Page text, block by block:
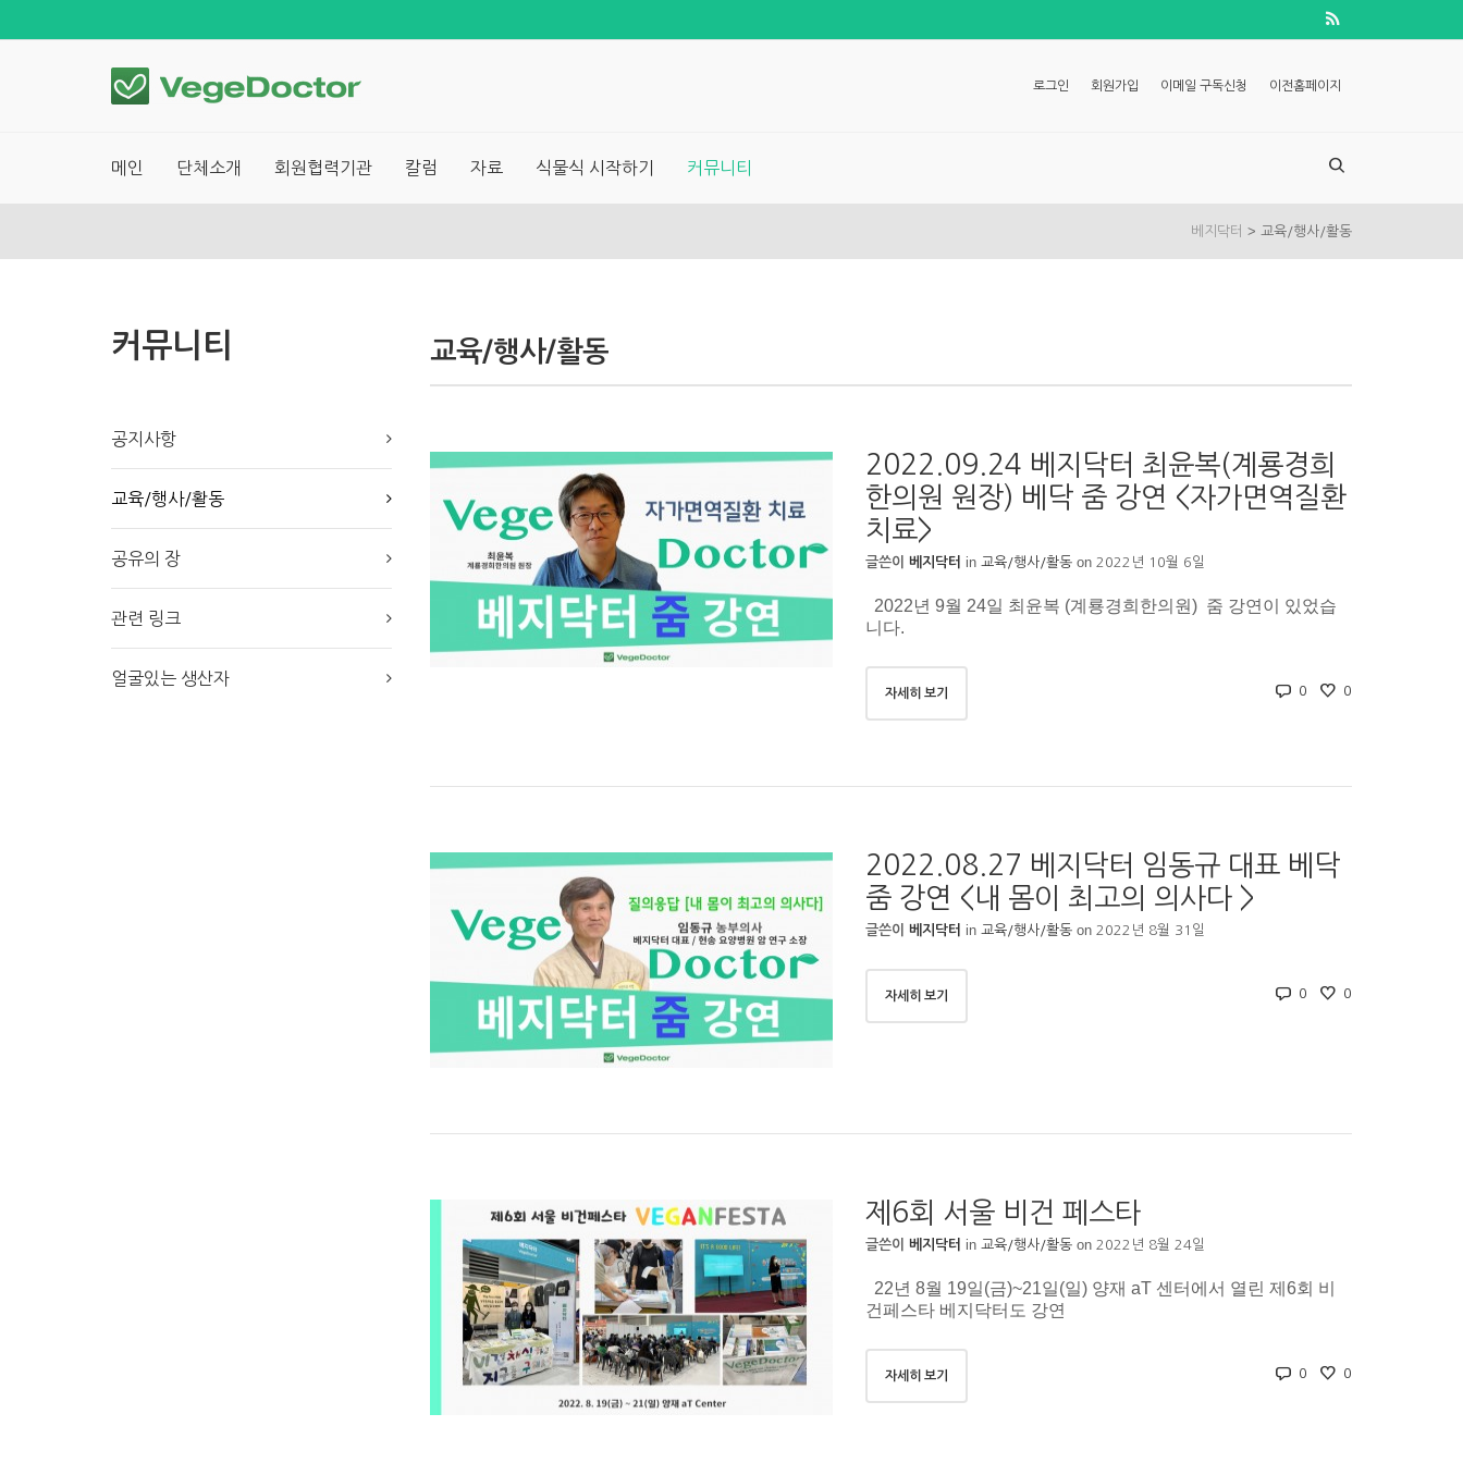
로그인 회원가입 이메일 구독신청 이전홈페이지
메인 단체소개 회원협력기관 칼럼 자료 식물식 시작하기 커뮤니티
베지닥터 > 교육/행사/활동
교육/행사/활동
2022.09.24 베지닥터 최윤복(계룡경희
한의원 원장) 베닥 줌 강연 <자가면역질환
치료>
글쓴이 베지닥터 in 교육/행사/활동on 2022년 10월 6일
2022년 9월 24일 최윤복 (계룡경희한의원) 줌 강연이 있었습
니다.
자세히 보기 0 0
2022.08.27 베지닥터 임동규 대표 베닥
줌 강연 <내 몸이 최고의 의사다 >
글쓴이 베지닥터 in 교육/행사/활동on 2022년 8월 31일
자세히 보기 0 0
제6회 서울 비건 페스타
글쓴이 베지닥터 in 교육/행사/활동on 2022년 8월 24일
22년 8월 19일(금)~21일(일) 양재 aT 센터에서 열린 제6회 비
건페스타 베지닥터도 강연
자세히 보기 0 0
커뮤니티
공지사항
교육/행사/활동
공유의 장
관련 링크
얼굴있는 생산자